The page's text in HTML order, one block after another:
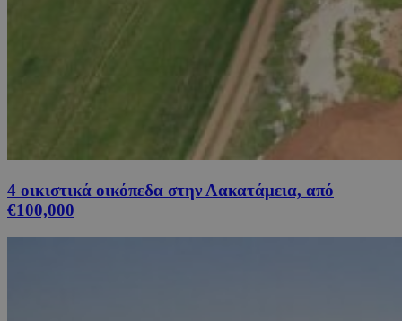
4 οικιστικά οικόπεδα στην Λακατάμεια, από
€100,000